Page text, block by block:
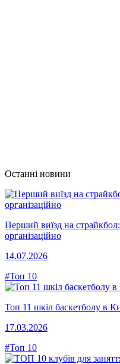
Останні новини
Перший виїзд на
організаційно
14.07.2026
#Топ 10
Топ 11 шкіл баскетболу в
17.03.2026
#Топ 10